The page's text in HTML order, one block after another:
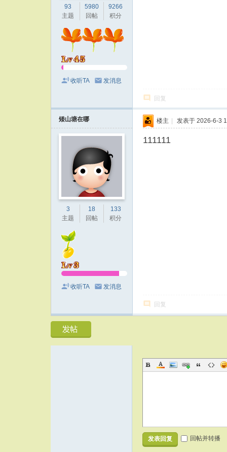
93
主题
5980
回帖
9266
积分
收听TA 发消息
回复
矮山塘在哪
3
主题
18
回帖
133
积分
收听TA 发消息
楼主 | 发表于 2026-6-3
111111
回复
发表回复 回帖并转播